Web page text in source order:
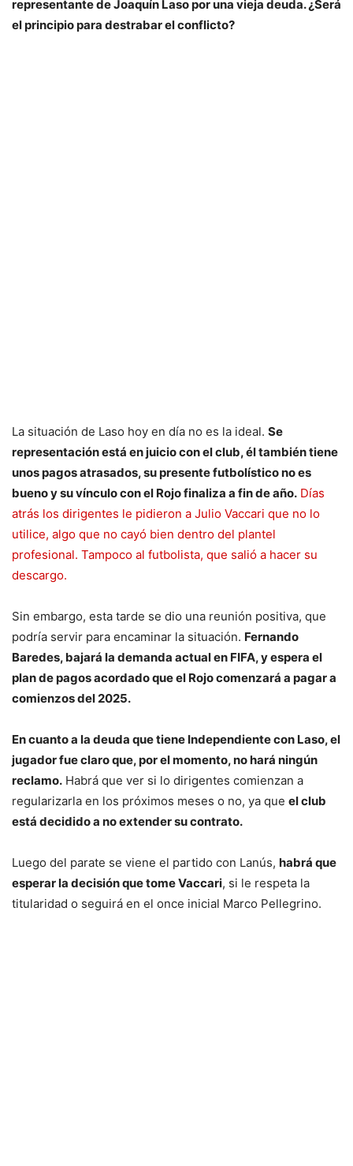
representante de Joaquín Laso por una vieja deuda. ¿Será
el principio para destrabar el conflicto?
La situación de Laso hoy en día no es la ideal. Se
representación está en juicio con el club, él también tiene
unos pagos atrasados, su presente futbolístico no es
bueno y su vínculo con el Rojo finaliza a fin de año. Días
atrás los dirigentes le pidieron a Julio Vaccari que no lo
utilice, algo que no cayó bien dentro del plantel
profesional. Tampoco al futbolista, que salió a hacer su
descargo.
Sin embargo, esta tarde se dio una reunión positiva, que
podría servir para encaminar la situación. Fernando
Baredes, bajará la demanda actual en FIFA, y espera el
plan de pagos acordado que el Rojo comenzará a pagar a
comienzos del 2025.
En cuanto a la deuda que tiene Independiente con Laso, el
jugador fue claro que, por el momento, no hará ningún
reclamo. Habrá que ver si lo dirigentes comienzan a
regularizarla en los próximos meses o no, ya que el club
está decidido a no extender su contrato.
Luego del parate se viene el partido con Lanús, habrá que
esperar la decisión que tome Vaccari, si le respeta la
titularidad o seguirá en el once inicial Marco Pellegrino.